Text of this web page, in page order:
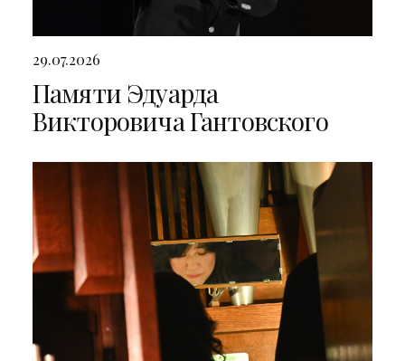
29.07.2026
Памяти Эдуарда
Викторовича Гантовского